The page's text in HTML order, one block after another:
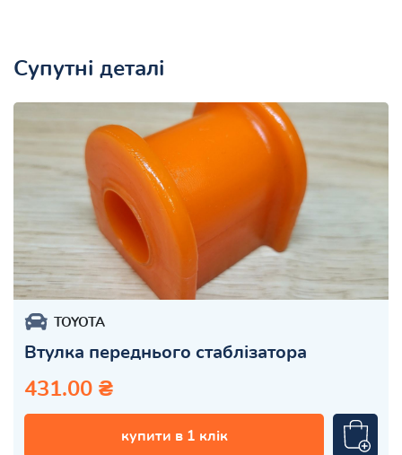
Супутні деталі
TOYOTA
Втулка переднього стаблізатора
431.00 ₴
купити в 1 клік